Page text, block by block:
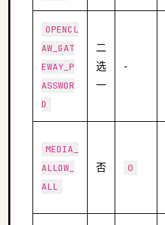
OPENCL
AW_GAT
EWAY_P
ASSWOR
D
二
选
一
-
MEDIA_
ALLOW_
ALL
否 0